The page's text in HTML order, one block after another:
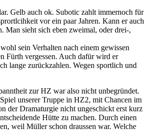
Gelb auch ok. Subotic zahlt immernoch für
vor ein paar Jahren. Kann er auch
Man sieht sich eben zweimal, oder drei-,
sein Verhalten nach einem gewissen
Fürth vergessen. Auch dafür wird er
lange zurückzahlen. Wegen sportlich und
zur HZ war also nicht unbegründet.
unserer Truppe in HZ2, mit Chancen im
der Dramaturgie nicht ungeschickt erst kurz
Hütte zu machen. Durch einen
weil Müller schon draussen war. Welche